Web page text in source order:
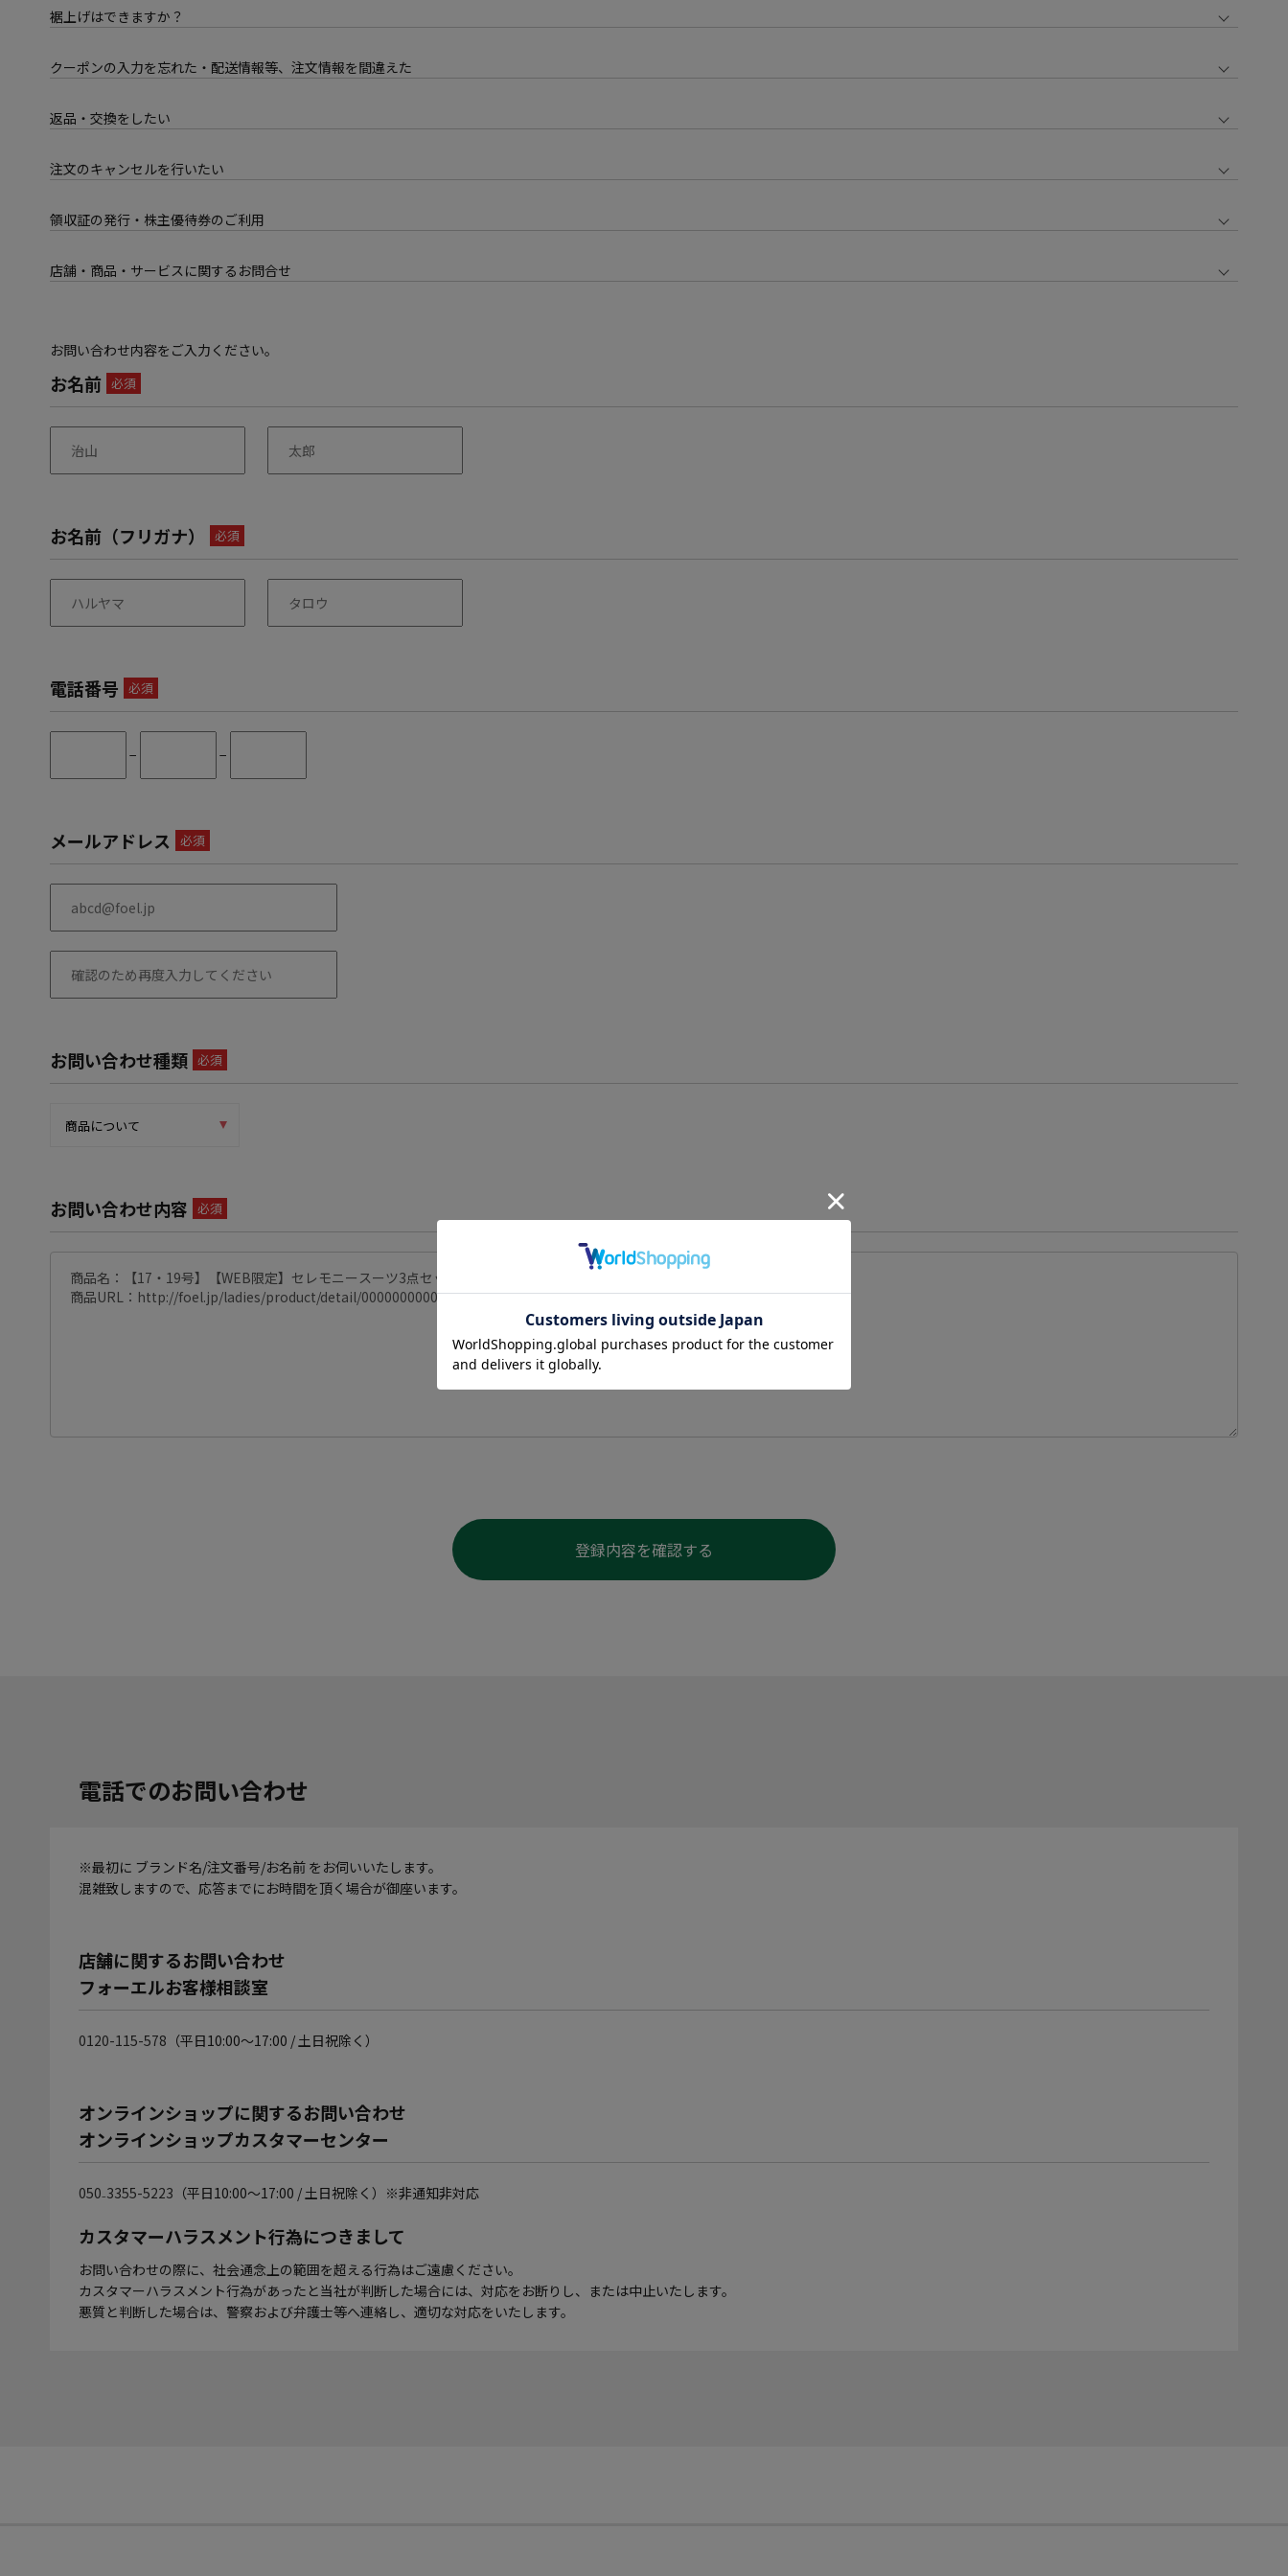
裾上げはできますか？
クーポンの入力を忘れた・配送情報等、注文情報を間違えた
返品・交換をしたい
注文のキャンセルを行いたい
領収証の発行・株主優待券のご利用
店舗・商品・サービスに関するお問合せ
お問い合わせ内容をご入力ください。
お名前 必須
お名前（フリガナ） 必須
電話番号 必須
− −
メールアドレス 必須
お問い合わせ種類 必須
お問い合わせ内容 必須
登録内容を確認する
電話でのお問い合わせ
※最初に ブランド名/注文番号/お名前 をお伺いいたします。
混雑致しますので、応答までにお時間を頂く場合が御座います。
店舗に関するお問い合わせ
フォーエルお客様相談室
0120-115-578 （平日10:00～17:00 / 土日祝除く）
オンラインショップに関するお問い合わせ
オンラインショップカスタマーセンター
050₋3355-5223 （平日10:00～17:00 / 土日祝除く）※非通知非対応
カスタマーハラスメント行為につきまして
お問い合わせの際に、社会通念上の範囲を超える行為はご遠慮ください。
カスタマーハラスメント行為があったと当社が判断した場合には、対応をお断りし、または中止いたします。
悪質と判断した場合は、警察および弁護士等へ連絡し、適切な対応をいたします。